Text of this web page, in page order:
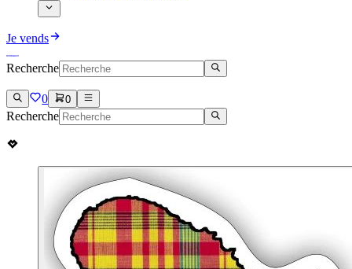
Je vends
Recherche
0 0
Recherche